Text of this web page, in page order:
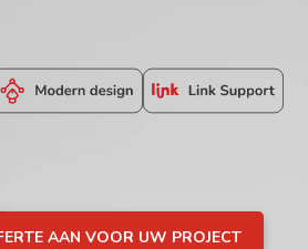
AAN VOOR UW PROJECT